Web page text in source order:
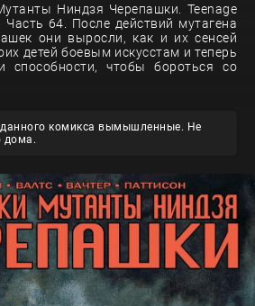
Ниндзя Черепашки. Teenage
64. После действий мутагена
они выросли, как и их сенсей
детей боевым искусстам и теперь
способности, чтобы бороться со
комикса вымышленные. Не
дома.